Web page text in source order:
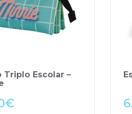
Triplo Escolar –
€